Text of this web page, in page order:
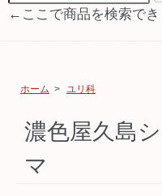
←ここで商品を検索でき
ホーム > ユリ科
濃色屋久島
マ